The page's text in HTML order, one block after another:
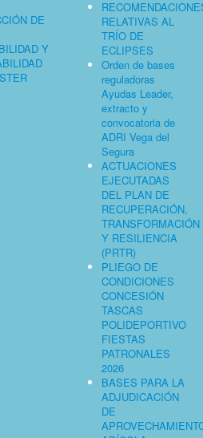
DE
Y
RELATIVAS AL
TRÍO DE
ECLIPSES
Orden de bases
reguladoras
Ayudas Leader,
extracto y
convocatoria de
ADRI Vega del
Segura
ACTUACIONES
EJECUTADAS
DEL PLAN DE
RECUPERACIÓN,
TRANSFORMACIÓN
Y RESILIENCIA
(PRTR)
PLIEGO DE
CONDICIONES
CONCESIÓN
TASCAS
POLIDEPORTIVO
FIESTAS
PATRONALES
2026
BASES PARA LA
ADJUDICACIÓN
DE